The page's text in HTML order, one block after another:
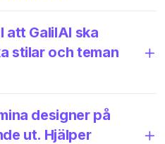
att GalilAI ska
stilar och teman
designer på
ut. Hjälper